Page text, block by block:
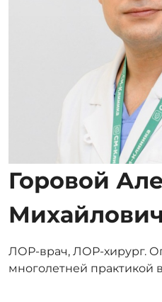
Горовой
Михайлович
ЛОР-врач, ЛОР-хирург.
многолетней практикой